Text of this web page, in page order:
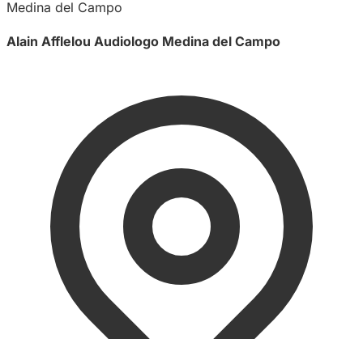
Medina del Campo
Alain Afflelou Audiologo Medina del Campo